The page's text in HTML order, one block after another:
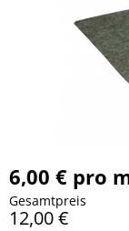
6,00 € pro
Gesamtpreis
12,00 €